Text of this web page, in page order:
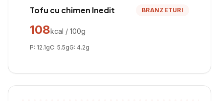
Tofu cu chimen Inedit BRANZETURI
108kcal / 100g
P: 12.1gC: 5.5gG: 4.2g